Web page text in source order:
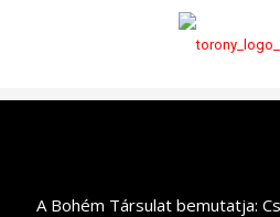
A Bohém Társulat bemutatja: